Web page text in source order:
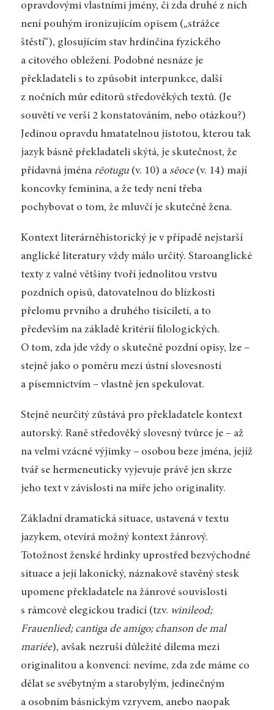
opravdovými vlastními jmény, či zda druhé z nich
není pouhým ironizujícím opisem („strážce
štěstí“), glosujícím stav hrdinčina fyzického
a citového obležení. Podobné nesnáze je
překladateli s to způsobit interpunkce, další
z nočních můr editorů středověkých textů. (Je
souvětí ve verši 2 konstatováním, nebo otázkou?)
Jedinou opravdu hmatatelnou jistotou, kterou tak
jazyk básně překladateli skýtá, je skutečnost, že
přídavná jména rēotugu(v. 10) a sēoce(v. 14) mají
koncovky feminina, a že tedy není třeba
pochybovat o tom, že mluvčí je skutečně žena.
Kontext literárněhistorický je v případě nejstarší
anglické literatury vždy málo určitý. Staroanglické
texty z valné většiny tvoří jednolitou vrstvu
pozdních opisů, datovatelnou do blízkosti
přelomu prvního a druhého tisíciletí, a to
především na základě kritérií filologických.
O tom, zda jde vždy o skutečně pozdní opisy, lze –
stejně jako o poměru mezi ústní slovesností
a písemnictvím – vlastně jen spekulovat.
Stejně neurčitý zůstává pro překladatele kontext
autorský. Raně středověký slovesný tvůrce je – až
na velmi vzácné výjimky – osobou beze jména, jejíž
tvář se hermeneuticky vyjevuje právě jen skrze
jeho text v závislosti na míře jeho originality.
Základní dramatická situace, ustavená v textu
jazykem, otevírá možný kontext žánrový.
Totožnost ženské hrdinky uprostřed bezvýchodné
situace a její lakonický, náznakově stavěný stesk
upomene překladatele na žánrové souvislosti
s rámcově elegickou tradicí (tzv. winileod;
Frauenlied; cantiga de amigo; chanson de mal
mariée), avšak nezruší důležité dilema mezi
originalitou a konvencí: nevíme, zda zde máme co
dělat se svébytným a starobylým, jedinečným
a osobním básnickým vzryvem, anebo naopak